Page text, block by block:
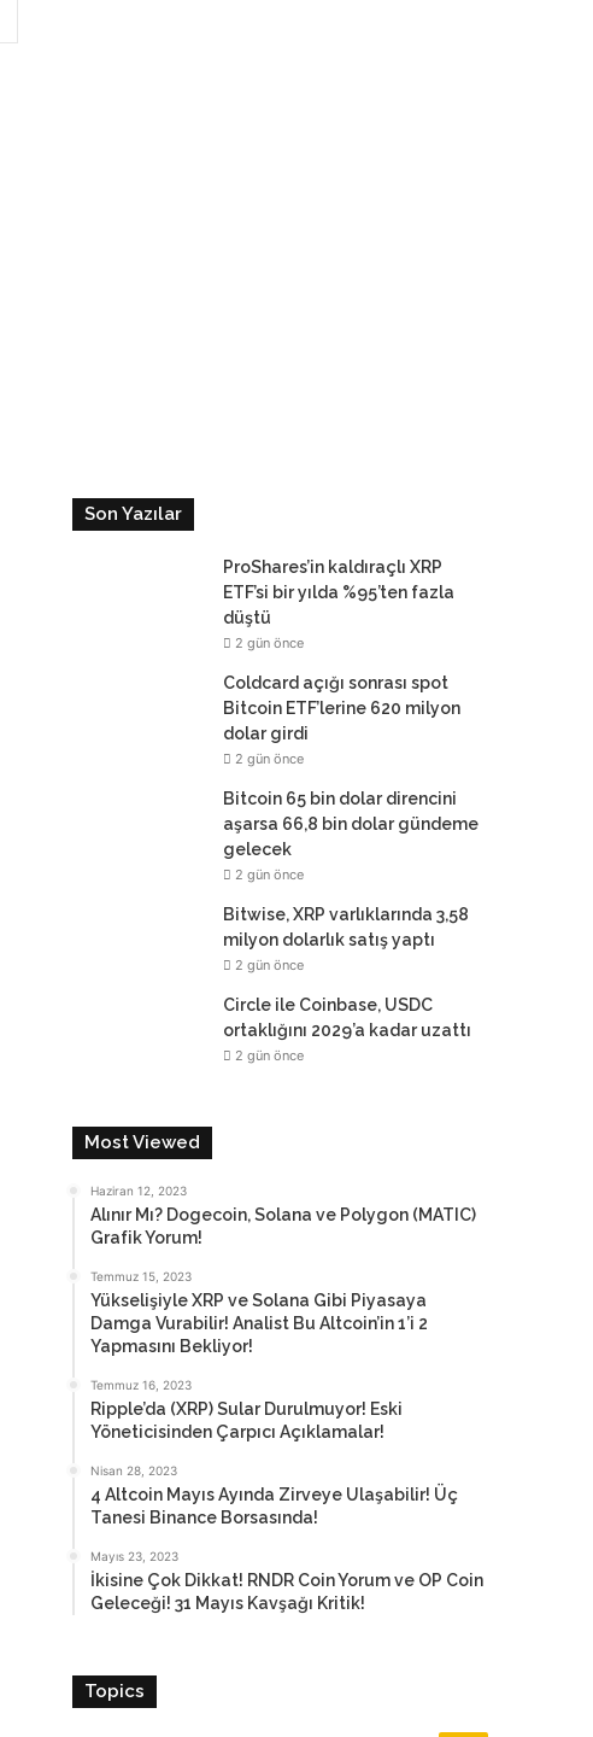
Son Yazılar
ProShares’in kaldıraçlı XRP
ETF’si bir yılda %95’ten fazla
düştü
2 gün önce
Coldcard açığı sonrası spot
Bitcoin ETF’lerine 620 milyon
dolar girdi
2 gün önce
Bitcoin 65 bin dolar direncini
aşarsa 66,8 bin dolar gündeme
gelecek
2 gün önce
Bitwise, XRP varlıklarında 3,58
milyon dolarlık satış yaptı
2 gün önce
Circle ile Coinbase, USDC
ortaklığını 2029’a kadar uzattı
2 gün önce
Most Viewed
Haziran 12, 2023
Alınır Mı? Dogecoin, Solana ve Polygon (MATIC)
Grafik Yorum!
Temmuz 15, 2023
Yükselişiyle XRP ve Solana Gibi Piyasaya
Damga Vurabilir! Analist Bu Altcoin’in 1’i 2
Yapmasını Bekliyor!
Temmuz 16, 2023
Ripple’da (XRP) Sular Durulmuyor! Eski
Yöneticisinden Çarpıcı Açıklamalar!
Nisan 28, 2023
4 Altcoin Mayıs Ayında Zirveye Ulaşabilir! Üç
Tanesi Binance Borsasında!
Mayıs 23, 2023
İkisine Çok Dikkat! RNDR Coin Yorum ve OP Coin
Geleceği! 31 Mayıs Kavşağı Kritik!
Topics